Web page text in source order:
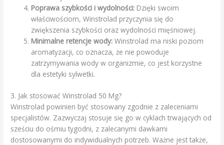
Poprawa szybkości i wydolności: Dzięki swoim
właściwościom, Winstrolad przyczynia się do
zwiększenia szybkości oraz wydolności mięśniowej.
Minimalne retencje wody: Winstrolad ma niski poziom
aromatyzacji, co oznacza, że nie powoduje
zatrzymywania wody w organizmie, co jest korzystne
dla estetyki sylwetki.
3. Jak stosować Winstrolad 50 Mg?
Winstrolad powinien być stosowany zgodnie z zaleceniami
specjalistów. Zazwyczaj stosuje się go w cyklach trwających od
sześciu do ośmiu tygodni, z zalecanymi dawkami
dostosowanymi do indywidualnych potrzeb. Ważne jest także,